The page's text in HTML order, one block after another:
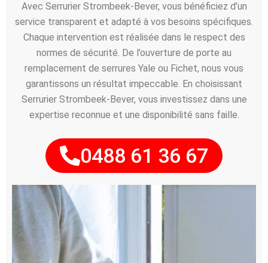
Avec Serrurier Strombeek-Bever, vous bénéficiez d’un
service transparent et adapté à vos besoins spécifiques.
Chaque intervention est réalisée dans le respect des
normes de sécurité. De l’ouverture de porte au
remplacement de serrures Yale ou Fichet, nous vous
garantissons un résultat impeccable. En choisissant
Serrurier Strombeek-Bever, vous investissez dans une
expertise reconnue et une disponibilité sans faille.
0488 61 36 67